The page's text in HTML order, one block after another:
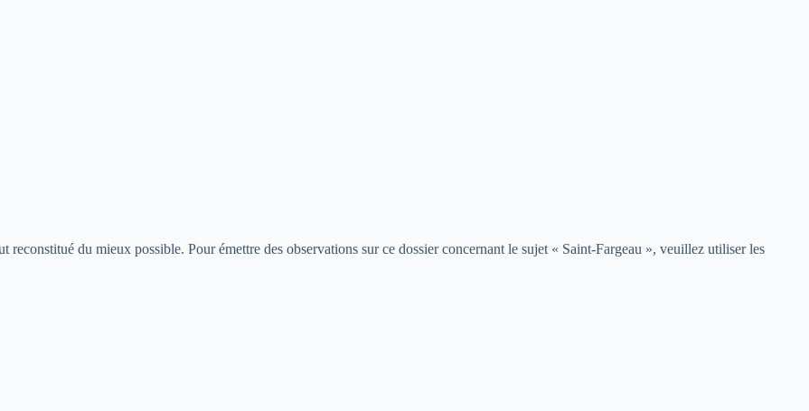
reconstitué du mieux possible. Pour émettre des observations sur ce dossier concernant le sujet « Saint-Fargeau », veuillez utiliser les